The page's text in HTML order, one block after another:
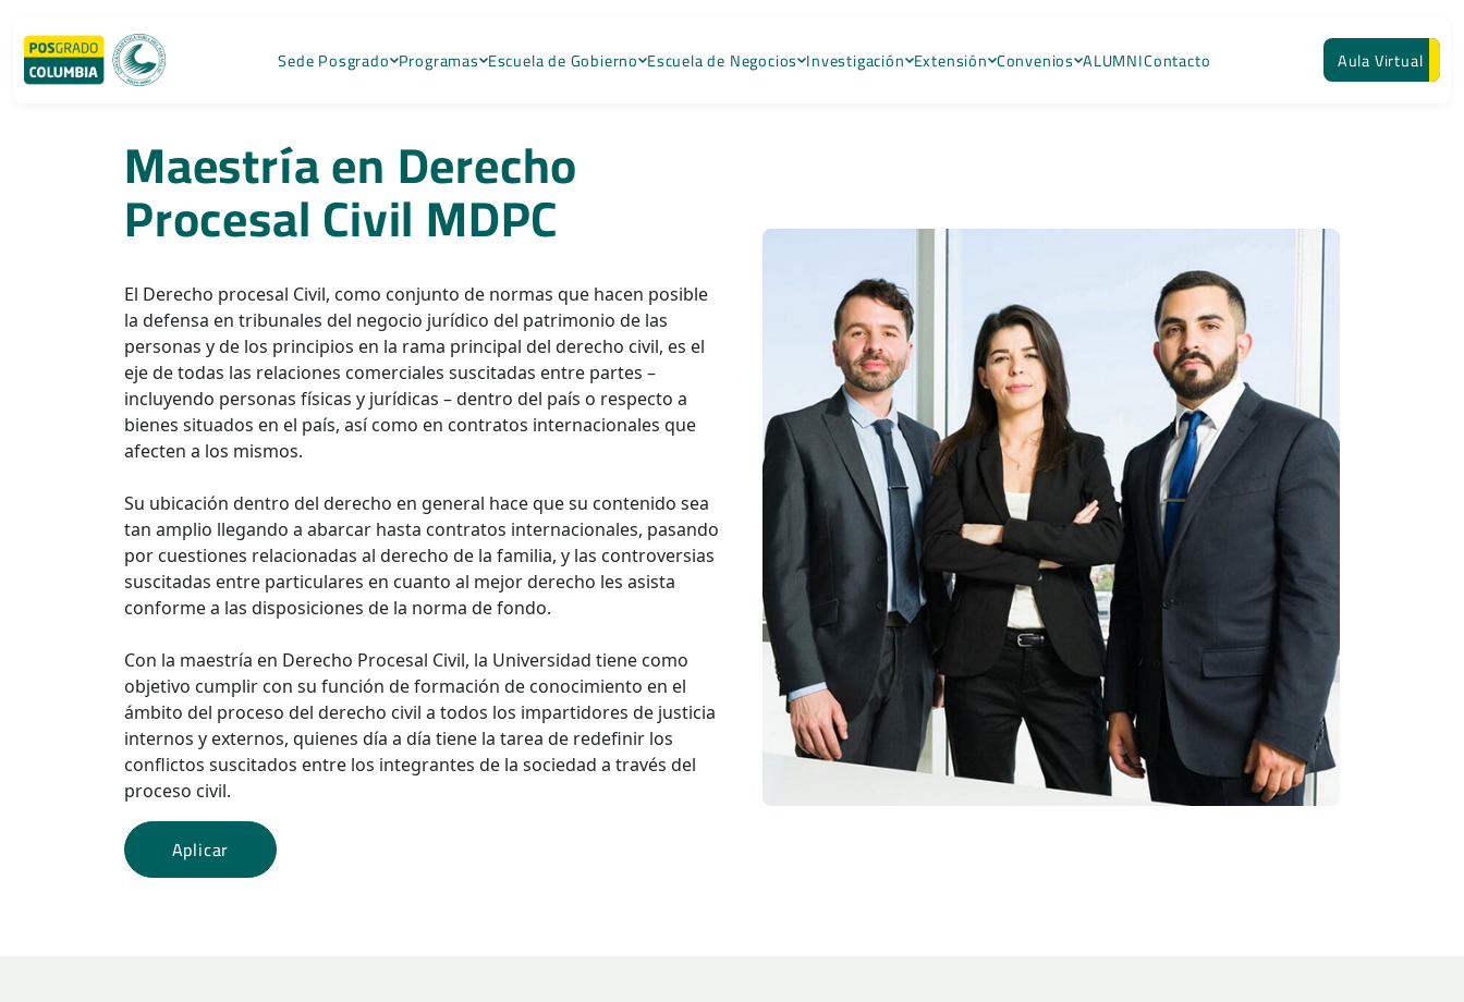
Sede Posgrado Programas Escuela de Gobierno Escuela de Negocios Investigación Extensión Convenios ALUMNIContacto Aula Virtual
Maestría en Derecho
Procesal Civil MDPC
El Derecho procesal Civil, como conjunto de normas que hacen posible
la defensa en tribunales del negocio jurídico del patrimonio de las
personas y de los principios en la rama principal del derecho civil, es el
eje de todas las relaciones comerciales suscitadas entre partes –
incluyendo personas físicas y jurídicas – dentro del país o respecto a
bienes situados en el país, así como en contratos internacionales que
afecten a los mismos.
Su ubicación dentro del derecho en general hace que su contenido sea
tan amplio llegando a abarcar hasta contratos internacionales, pasando
por cuestiones relacionadas al derecho de la familia, y las controversias
suscitadas entre particulares en cuanto al mejor derecho les asista
conforme a las disposiciones de la norma de fondo.
Con la maestría en Derecho Procesal Civil, la Universidad tiene como
objetivo cumplir con su función de formación de conocimiento en el
ámbito del proceso del derecho civil a todos los impartidores de justicia
internos y externos, quienes día a día tiene la tarea de redefinir los
conflictos suscitados entre los integrantes de la sociedad a través del
proceso civil.
Aplicar